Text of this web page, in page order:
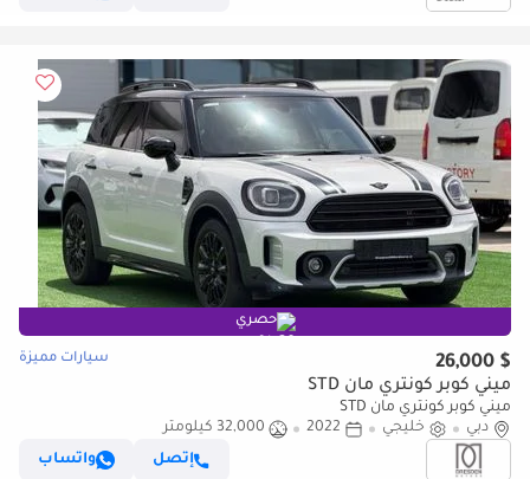
حصري
$ 26,000 سيارات مميزة
ميني كوبر كونتري مان STD
ميني كوبر كونتري مان STD
دبي
خليجي 2022
32,000 كيلومتر
إتصل
واتساب